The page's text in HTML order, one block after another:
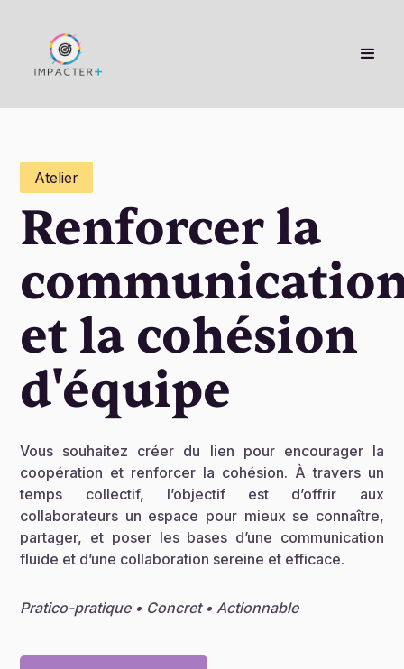
Atelier
Renforcer la
et la cohésion
d'équipe
Vous souhaitez créer du lien pour encourager la
coopération et renforcer la cohésion. À travers un
temps collectif, l’objectif est d’offrir aux
collaborateurs un espace pour mieux se connaître,
partager, et poser les bases d’une communication
fluide et d’une collaboration sereine et efficace.
Pratico-pratique• Concret•Actionnable